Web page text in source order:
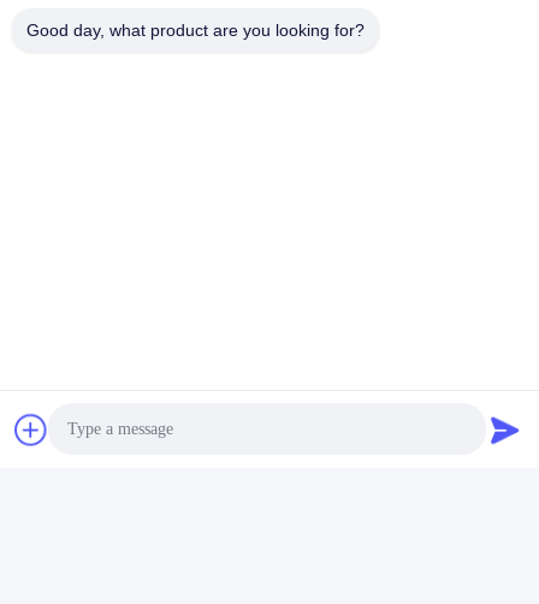
Good day, what product are you looking for?